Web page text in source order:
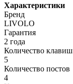
Характеристики
Бренд
LIVOLO
Гарантия
2 года
Количество клавиш
5
Количество постов
4